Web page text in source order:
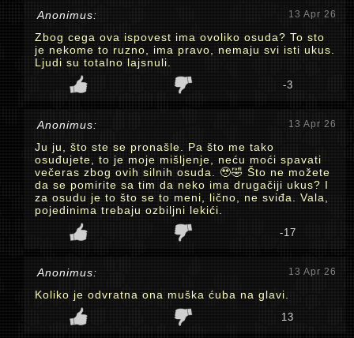
Anonimus: 13 Apr 26
Zbog cega ova ispovest ima ovoliko osuda? To sto
je nekome to ruzno, ima pravo, nemaju svi isti ukus.
Ljudi su totalno lajsnuli.
-3
Anonimus: 13 Apr 26
Ju ju, što ste se pronašle. Pa što me tako
osuđujete, to je moje mišljenje, neću moći spavati
večeras zbog ovih silnih osuda. 🥹🤣 Što ne možete
da se pomirite sa tim da neko ima drugačiji ukus? I
za osudu je to što se to meni, lično, ne sviđa. Vala,
pojedinima trebaju ozbiljni lekići.
-17
Anonimus: 13 Apr 26
Koliko je odvratna ona muška ćuba na glavi.
13